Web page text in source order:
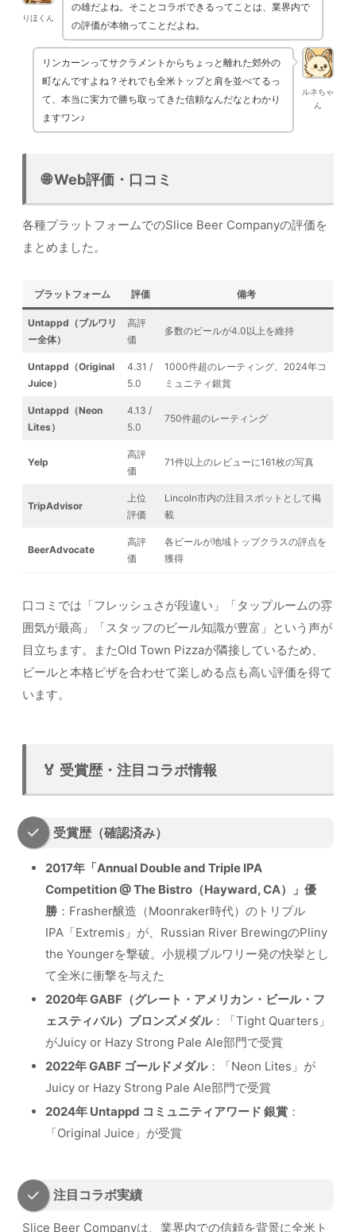
りほくん
の雄だよね。そことコラボできるってことは、業界内で
の評価が本物ってことだよね。
ルネちゃ
ん
リンカーンってサクラメントからちょっと離れた郊外の
町なんですよね？それでも全米トップと肩を並べてるっ
て、本当に実力で勝ち取ってきた信頼なんだなとわかり
ますワン♪
🌐 Web評価・口コミ
各種プラットフォームでのSlice Beer Companyの評価を
まとめました。
プラットフォーム 評価 備考
Untappd（ブルワリ
ー全体）
高評
価
多数のビールが4.0以上を維持
Untappd（Original
Juice）
4.31 /
5.0
1000件超のレーティング、2024年コ
ミュニティ銀賞
Untappd（Neon
Lites）
4.13 /
5.0
750件超のレーティング
Yelp
高評
価
71件以上のレビューに161枚の写真
TripAdvisor
上位
評価
Lincoln市内の注目スポットとして掲
載
BeerAdvocate
高評
価
各ビールが地域トップクラスの評点を
獲得
口コミでは「フレッシュさが段違い」「タップルームの雰
囲気が最高」「スタッフのビール知識が豊富」という声が
目立ちます。またOld Town Pizzaが隣接しているため、
ビールと本格ピザを合わせて楽しめる点も高い評価を得て
います。
🏅 受賞歴・注目コラボ情報
受賞歴（確認済み）
2017年「Annual Double and Triple IPA
Competition @ The Bistro（Hayward, CA）」優
勝 ：Frasher醸造（Moonraker時代）のトリプル
IPA「Extremis」が、Russian River BrewingのPliny
the Youngerを撃破。小規模ブルワリー発の快挙とし
て全米に衝撃を与えた
2020年 GABF（グレート・アメリカン・ビール・フ
ェスティバル）ブロンズメダル：「Tight Quarters」
がJuicy or Hazy Strong Pale Ale部門で受賞
2022年 GABF ゴールドメダル：「Neon Lites」が
Juicy or Hazy Strong Pale Ale部門で受賞
2024年 Untappd コミュニティアワード 銀賞 ：
「Original Juice」が受賞
注目コラボ実績
Slice Beer Companyは、業界内での信頼を背景に全米ト